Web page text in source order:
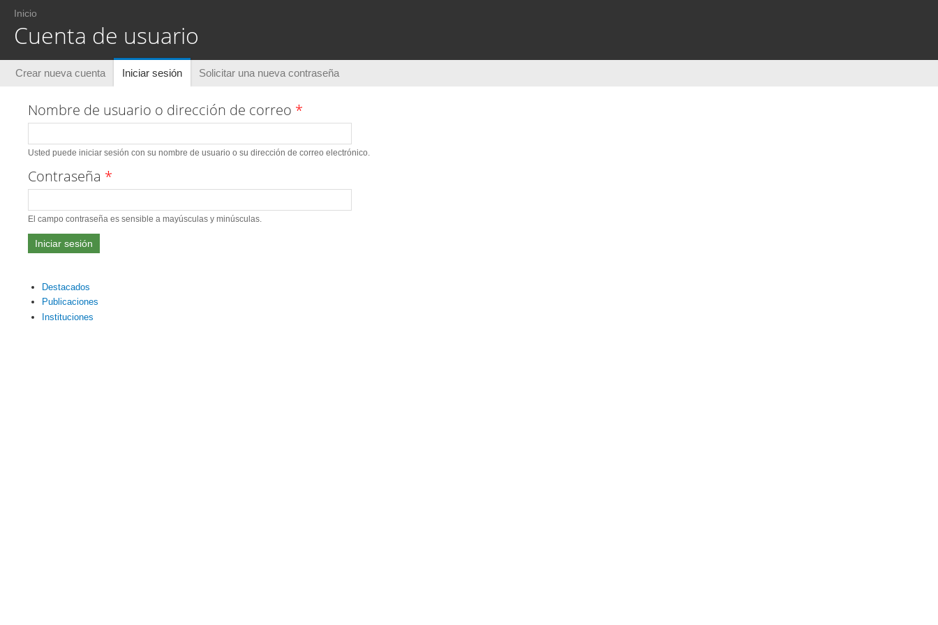
Usted está aquí
Inicio
Cuenta de usuario
Solapas principales
Crear nueva cuenta Iniciar sesión (solapa activa)
Solicitar una nueva contraseña
Nombre de usuario o dirección de correo *
Usted puede iniciar sesión con su nombre de usuario o su dirección de correo electrónico.
Contraseña *
El campo contraseña es sensible a mayúsculas y minúsculas.
Destacados
Publicaciones
Instituciones